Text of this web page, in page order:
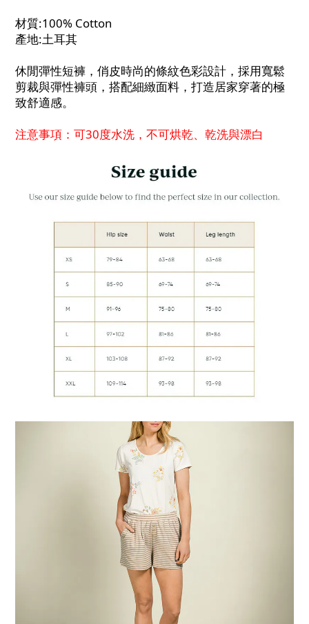
材質:100% Cotton
產地:土耳其
休閒彈性短褲，俏皮時尚的條紋色彩設計，採用寬鬆
剪裁與彈性褲頭，搭配細緻面料，打造居家穿著的極
致舒適感。
注意事項：可30度水洗，不可烘乾、乾洗與漂白